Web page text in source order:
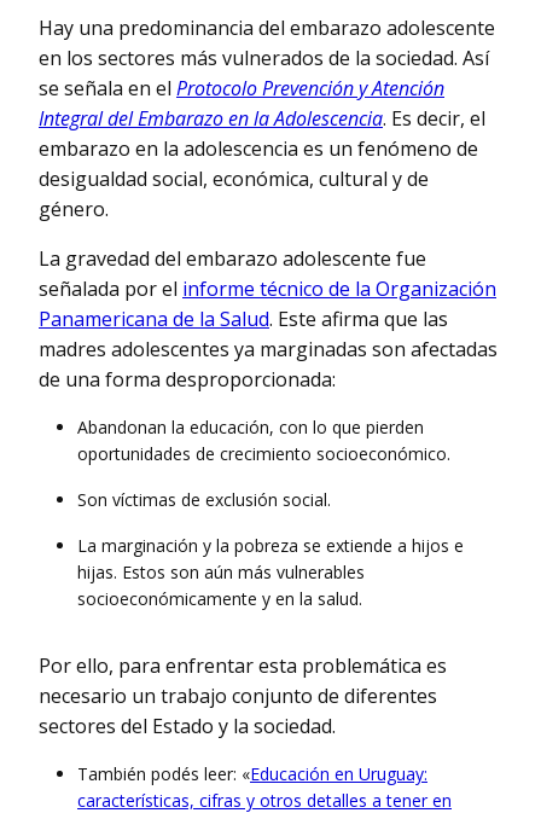
Hay una predominancia del embarazo adolescente
en los sectores más vulnerados de la sociedad. Así
se señala en el Protocolo Prevención y Atención
Integral del Embarazo en la Adolescencia. Es decir, el
embarazo en la adolescencia es un fenómeno de
desigualdad social, económica, cultural y de
género.
La gravedad del embarazo adolescente fue
señalada por el informe técnico de la Organización
Panamericana de la Salud. Este afirma que las
madres adolescentes ya marginadas son afectadas
de una forma desproporcionada:
Abandonan la educación, con lo que pierden
oportunidades de crecimiento socioeconómico.
Son víctimas de exclusión social.
La marginación y la pobreza se extiende a hijos e
hijas. Estos son aún más vulnerables
socioeconómicamente y en la salud.
Por ello, para enfrentar esta problemática es
necesario un trabajo conjunto de diferentes
sectores del Estado y la sociedad.
También podés leer: «Educación en Uruguay:
características, cifras y otros detalles a tener en